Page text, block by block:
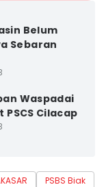
Belum
Sebaran
Waspadai
Cilacap
PSBS Biak